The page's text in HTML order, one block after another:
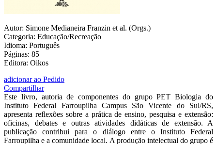
Autor: Simone Medianeira Franzin et al. (Orgs.)
Categoria: Educação/Recreação
Idioma: Português
Páginas: 85
Editora: Oikos
adicionar ao Pedido
Compartilhar
Este livro, autoria de componentes do grupo PET Biologia do
Instituto Federal Farroupilha Campus São Vicente do Sul/RS,
apresenta reflexões sobre a prática de ensino, pesquisa e extensão:
oficinas, debates e outras atividades didáticas de extensão. A
publicação contribui para o diálogo entre o Instituto Federal
Farroupilha e a comunidade local. A produção intelectual do grupo é